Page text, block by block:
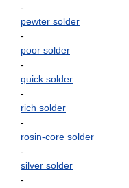
-
pewter solder
-
poor solder
-
quick solder
-
rich solder
-
rosin-core solder
-
silver solder
-